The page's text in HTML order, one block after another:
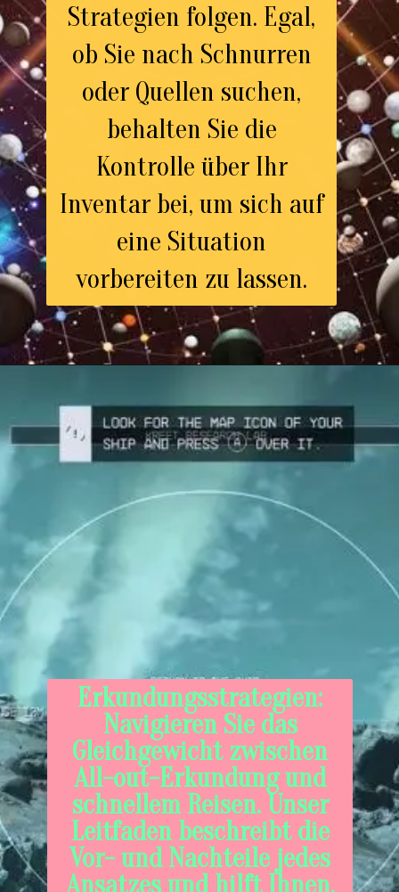
Strategien folgen. Egal,
ob Sie nach Schnurren
oder Quellen suchen,
behalten Sie die
Kontrolle über Ihr
Inventar bei, um sich auf
eine Situation
vorbereiten zu lassen.
Erkundungsstrategien:
Navigieren Sie das
Gleichgewicht zwischen
All-out-Erkundung und
schnellem Reisen. Unser
Leitfaden beschreibt die
Vor- und Nachteile jedes
Ansatzes und hilft Ihnen,